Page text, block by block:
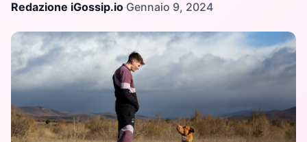
Redazione iGossip.io·Gennaio 9, 2024